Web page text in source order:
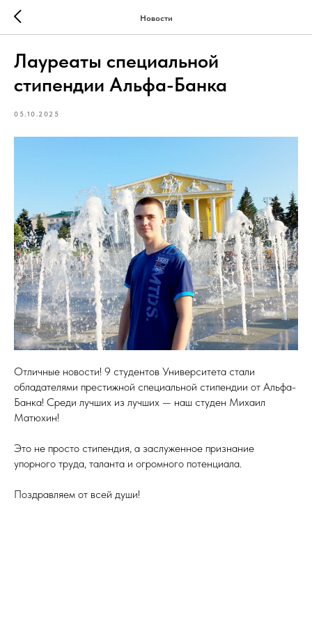
Новости
Лауреаты специальной
стипендии Альфа-Банка
05.10.2025
Отличные новости! 9 студентов Университета стали
обладателями престижной специальной стипендии от Альфа-
Банка! Среди лучших из лучших — наш студен Михаил
Матюхин!
Это не просто стипендия, а заслуженное признание
упорного труда, таланта и огромного потенциала.
Поздравляем от всей души!